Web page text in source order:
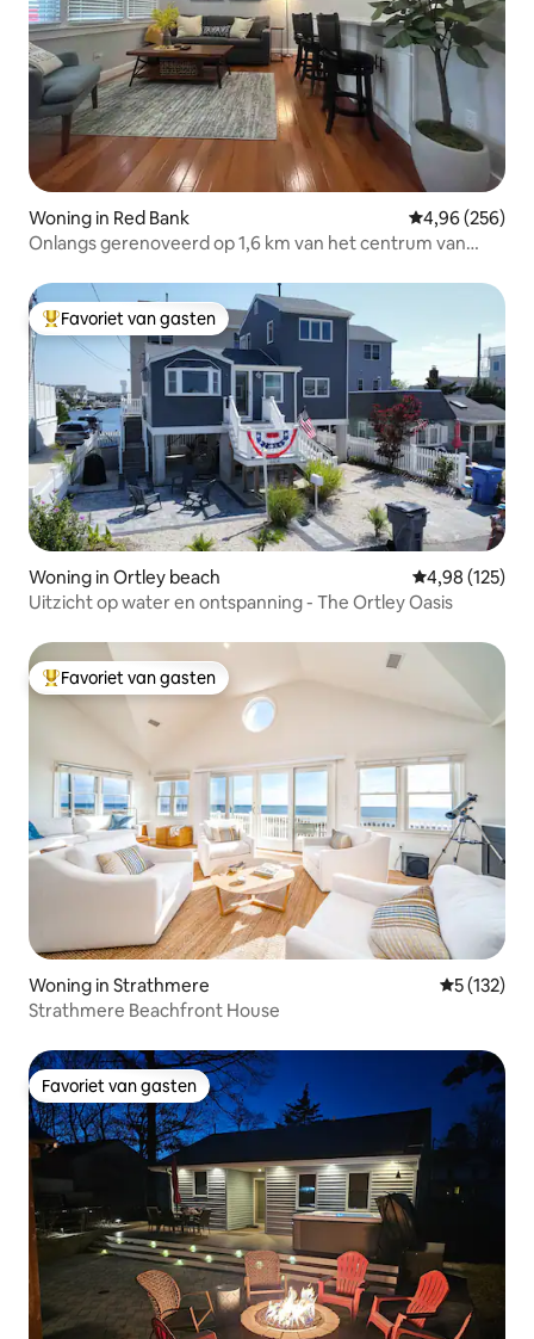
Woning in Red Bank Gemiddelde
4,96 (256)
Onlangs gerenoveerd op 1,6 km van het centrum van
Topfavoriet van gasten
Favoriet van gasten
Woning in Ortley beach Gemiddelde
4,98 (125)
Uitzicht op water en ontspanning - The Ortley Oasis
Topfavoriet van gasten
Favoriet van gasten
Woning in Strathmere
5 (132)
Strathmere Beachfront House
Favoriet van gasten
Favoriet van gasten